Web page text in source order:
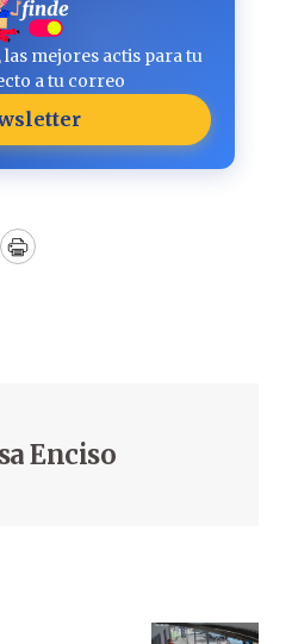
las mejores actis para tu
a tu correo
Print
Enciso